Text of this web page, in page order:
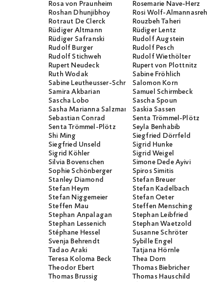
Rosa von Praunheim
Rosemarie Nave-Herz
Roshan Dhunjibhoy
Rosi Wolf-Almannasreh
Rotraut De Clerck
Rouzbeh Taheri
Rüdiger Altmann
Rüdiger Lentz
Rüdiger Safranski
Rudolf Augstein
Rudolf Burger
Rudolf Pesch
Rudolf Stichweh
Rudolf Wiethölter
Rupert Neudeck
Rupert von Plottnitz
Ruth Wodak
Sabine Fröhlich
Sabine Leutheusser-Schnarrenberger
Salomon Korn
Samira Akbarian
Samuel Schirmbeck
Sascha Lobo
Sascha Spoun
Sasha Marianna Salzmann Saskia Sassen
Sebastian Conrad
Senta Trömmel-Plötz
Senta Trömmel-Plötz
Seyla Benhabib
Shi Ming
Siegfried Dörrfeld
Siegfried Unseld
Sigrid Hunke
Sigrid Köhler
Sigrid Weigel
Silvia Bovenschen
Simone Dede Ayivi
Sophie Schönberger
Spiros Simitis
Stanley Diamond
Stefan Breuer
Stefan Heym
Stefan Kadelbach
Stefan Niggemeier
Stefan Oeter
Steffen Mau
Steffen Mensching
Stephan Anpalagan
Stephan Leibfried
Stephan Lessenich
Stephan Waetzold
Stéphane Hessel
Susanne Schröter
Svenja Behrendt
Sybille Engel
Tadao Araki
Tatjana Hörnle
Teresa Koloma Beck
Thea Dorn
Theodor Ebert
Thomas Biebricher
Thomas Brussig
Thomas Hauschild